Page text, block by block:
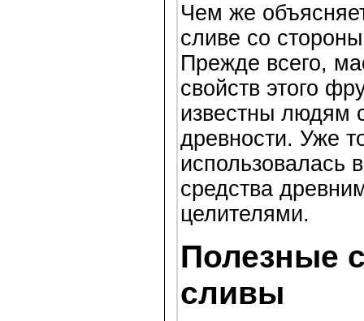
Чем же
сливе со
Прежде всего,
свойств этого
известны людям
древности. Уже
использовалась
средства
целителями.
Полезные
сливы